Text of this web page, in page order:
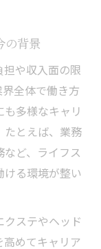
の背景
や収入面の限
全体で働き方
多様なキャリ
たとえば、業務
ど、ライフス
る環境が整い
ステやヘッド
めてキャリア